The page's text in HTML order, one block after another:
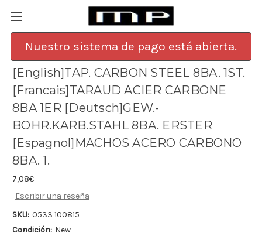
Nuestro sistema de pago está abierta.
[English]TAP. CARBON STEEL 8BA. 1ST.
[Francais]TARAUD ACIER CARBONE
8BA 1ER [Deutsch]GEW.-
BOHR.KARB.STAHL 8BA. ERSTER
[Espagnol]MACHOS ACERO CARBONO
8BA. 1.
7,08€
Escribir una reseña
SKU: 0533 100815
Condición: New